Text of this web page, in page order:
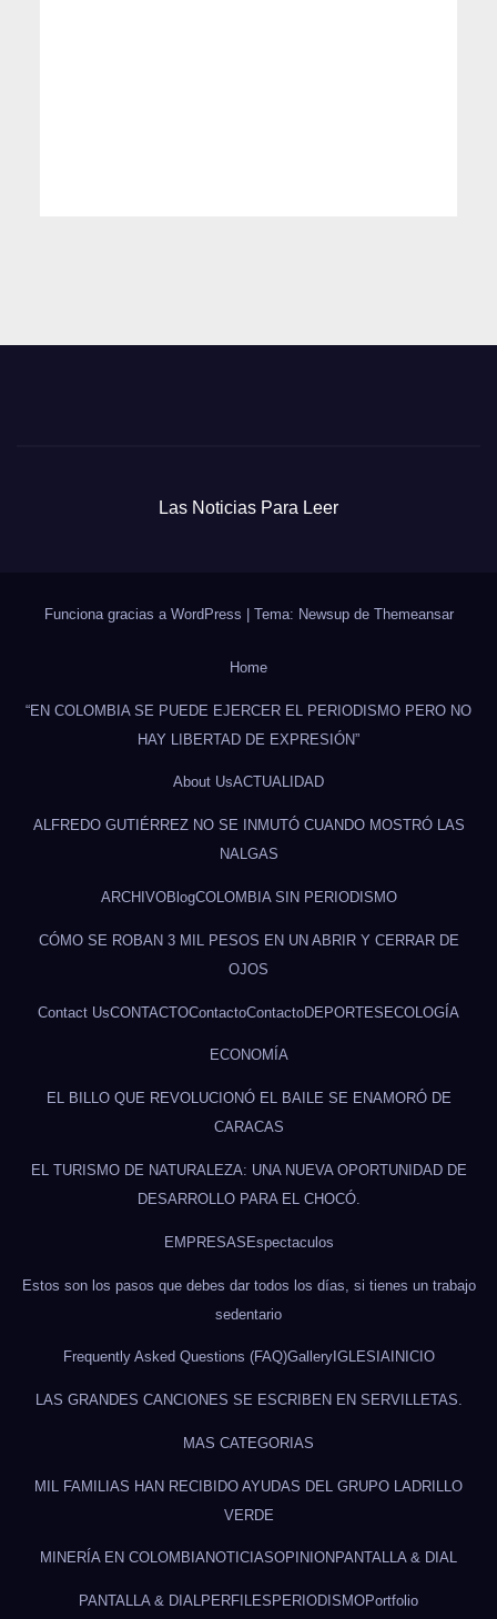
Las Noticias Para Leer
Funciona gracias a WordPress | Tema: Newsup de Themeansar
Home
“EN COLOMBIA SE PUEDE EJERCER EL PERIODISMO PERO NO
HAY LIBERTAD DE EXPRESIÓN”
About UsACTUALIDAD
ALFREDO GUTIÉRREZ NO SE INMUTÓ CUANDO MOSTRÓ LAS
NALGAS
ARCHIVOBlogCOLOMBIA SIN PERIODISMO
CÓMO SE ROBAN 3 MIL PESOS EN UN ABRIR Y CERRAR DE
OJOS
Contact UsCONTACTOContactoContactoDEPORTESECOLOGÍA
ECONOMÍA
EL BILLO QUE REVOLUCIONÓ EL BAILE SE ENAMORÓ DE
CARACAS
EL TURISMO DE NATURALEZA: UNA NUEVA OPORTUNIDAD DE
DESARROLLO PARA EL CHOCÓ.
EMPRESASEspectaculos
Estos son los pasos que debes dar todos los días, si tienes un trabajo
sedentario
Frequently Asked Questions (FAQ)GalleryIGLESIAINICIO
LAS GRANDES CANCIONES SE ESCRIBEN EN SERVILLETAS.
MAS CATEGORIAS
MIL FAMILIAS HAN RECIBIDO AYUDAS DEL GRUPO LADRILLO
VERDE
MINERÍA EN COLOMBIANOTICIASOPINION PANTALLA & DIAL
PANTALLA & DIALPERFILES PERIODISMOPortfolio